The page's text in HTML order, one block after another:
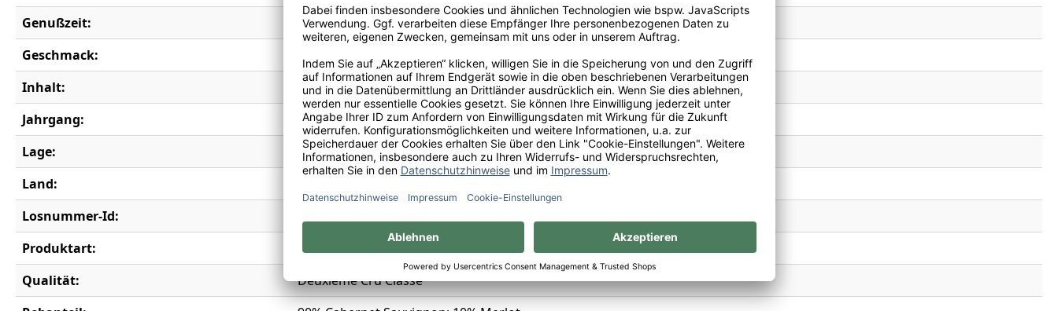
Genußzeit:
2018-2045
Geschmack:
trocken
Inhalt:
0,75 l
Jahrgang:
2010
Lage:
Saint-Julien
Land:
Losnummer-Id:
Produktart:
Rotwein
Qualität:
Deuxième Cru Classé